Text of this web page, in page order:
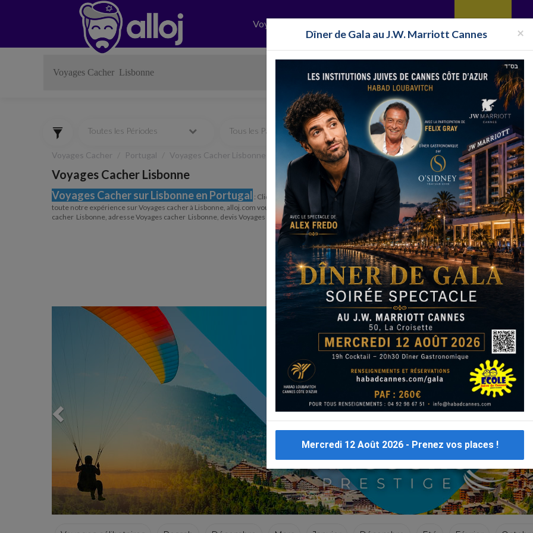
Voyages
Toutes les Périodes Tous les Pays Toutes les surveillances
Voyages Cacher Portugal Voyages Cacher Lisbonne
Voyages Cacher Lisbonne
Voyages Cacher sur Lisbonne en Portugal : Cliquer sur le logo, le site internet, ou cliquez sur en savoir plus situé sous chaque
toute notre expérience sur Voyages cacher à Lisbonne, alloj.com vous présente toutes les informations sur
Voyages cacher Lisbonne, Voyages cacher
cacher Lisbonne, adresse Voyages cacher Lisbonne, devis Voyages cacher Lisbonne.
Voyages Cacher Lisbonne 2019 fait partie de la liste des :
VOYAGES CACHER 2019
Voyages Cacher à Lisbonne en Portugal ci dessous cliquez sur le 1er resultat merci.
Previous
×
Dîner de Gala au J.W. Marriott Cannes
Mercredi 12 Août 2026 - Prenez vos places !